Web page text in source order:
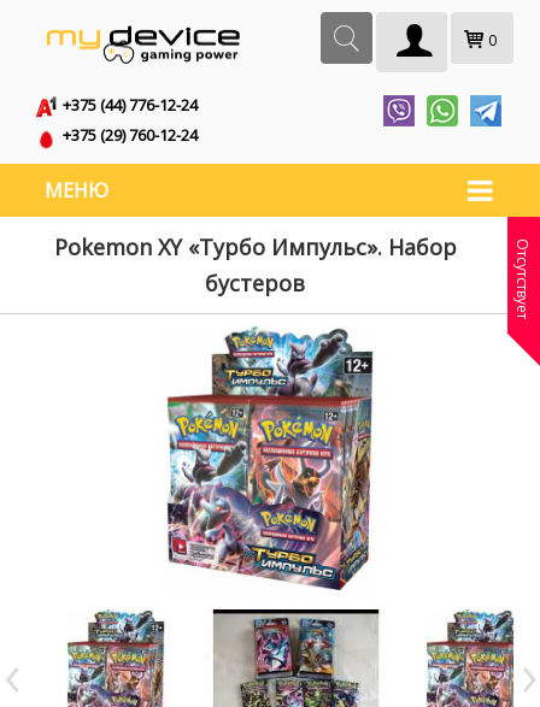
0
+375 (44) 776-12-24
+375 (29) 760-12-24
МЕНЮ
Pokemon XY «Турбо Импульс». Набор
бустеров
Отсутствует